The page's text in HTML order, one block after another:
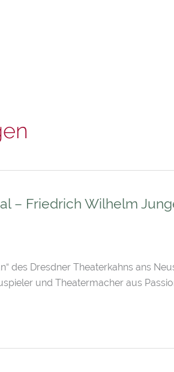
– Friedrich Wilhelm
des Dresdner Theaterkahns ans
und Theatermacher aus